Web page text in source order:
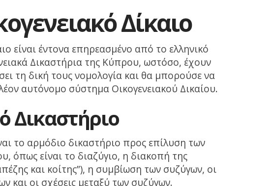
Δίκαιο
είναι έντονα επηρεασμένο από το ελληνικό
Δικαστήρια της Κύπρου, ωστόσο, έχουν
τη δική τους νομολογία και θα μπορούσε να
αυτόνομο σύστημα Οικογενειακού Δικαίου.
Δικαστήριο
το αρμόδιο δικαστήριο προς επίλυση των
όπως είναι το διαζύγιο, η διακοπή της
και κοίτης”), η συμβίωση των συζύγων, οι
και οι σχέσεις μεταξύ των συζύγων.